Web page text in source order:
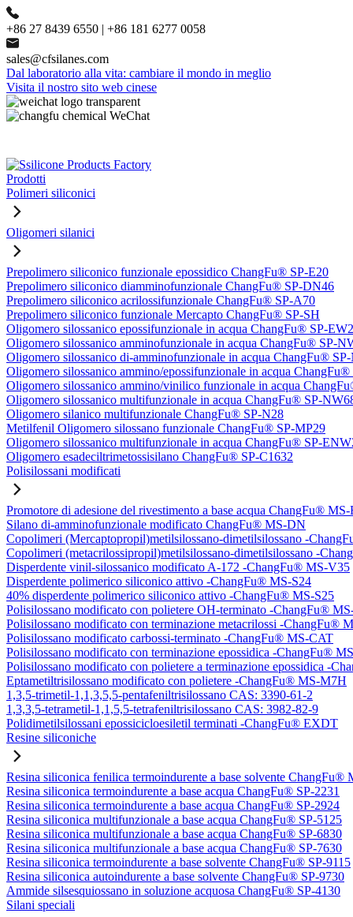
+86 27 8439 6550 | +86 181 6277 0058
sales@cfsilanes.com
Dal laboratorio alla vita: cambiare il mondo in meglio
Visita il nostro sito web cinese
Prodotti
Polimeri siliconici
Oligomeri silanici
Prepolimero siliconico funzionale epossidico ChangFu® SP-E20
Prepolimero siliconico diamminofunzionale ChangFu® SP-DN46
Prepolimero siliconico acrilossifunzionale ChangFu® SP-A70
Prepolimero siliconico funzionale Mercapto ChangFu® SP-SH
Oligomero silossanico epossifunzionale in acqua ChangFu® SP-
Oligomero silossanico amminofunzionale in acqua ChangFu® SP-
Oligomero silossanico di-amminofunzionale in acqua ChangFu®
Oligomero silossanico ammino/epossifunzionale in acqua
Oligomero silossanico ammino/vinilico funzionale in acqua
Oligomero silossanico multifunzionale in acqua ChangFu® SP-
Oligomero silanico multifunzionale ChangFu® SP-N28
Metilfenil Oligomero silossano funzionale ChangFu® SP-MP29
Oligomero silossanico multifunzionale in acqua ChangFu® SP-
Oligomero esadeciltrimetossisilano ChangFu® SP-C1632
Polisilossani modificati
Promotore di adesione del rivestimento a base acqua ChangFu® MS-
Silano di-amminofunzionale modificato ChangFu® MS-DN
Copolimeri (Mercaptopropil)metilsilossano-dimetilsilossano -
Copolimeri (metacrilossipropil)metilsilossano-dimetilsilossano -
Disperdente vinil-silossanico modificato A-172 -ChangFu® MS-V35
Disperdente polimerico siliconico attivo -ChangFu® MS-S24
40% disperdente polimerico siliconico attivo -ChangFu® MS-S25
Polisilossano modificato con polietere OH-terminato -ChangFu®
Polisilossano modificato con terminazione metacrilossi -ChangFu®
Polisilossano modificato carbossi-terminato -ChangFu® MS-CAT
Polisilossano modificato con terminazione epossidica -ChangFu®
Polisilossano modificato con polietere a terminazione epossidica -
Eptametiltrisilossano modificato con polietere -ChangFu® MS-M7H
1,3,5-trimetil-1,1,3,5,5-pentafeniltrisilossano CAS: 3390-61-2
1,3,3,5-tetrametil-1,1,5,5-tetrafeniltrisilossano CAS: 3982-82-9
Polidimetilsilossani epossicicloesiletil terminati -ChangFu® EXDT
Resine siliconiche
Resina siliconica fenilica termoindurente a base solvente ChangFu®
Resina siliconica termoindurente a base acqua ChangFu® SP-2231
Resina siliconica termoindurente a base acqua ChangFu® SP-2924
Resina siliconica multifunzionale a base acqua ChangFu® SP-5125
Resina siliconica multifunzionale a base acqua ChangFu® SP-6830
Resina siliconica multifunzionale a base acqua ChangFu® SP-7630
Resina siliconica termoindurente a base solvente ChangFu® SP-9115
Resina siliconica autoindurente a base solvente ChangFu® SP-9730
Ammide silsesquiossano in soluzione acquosa ChangFu® SP-4130
Silani speciali